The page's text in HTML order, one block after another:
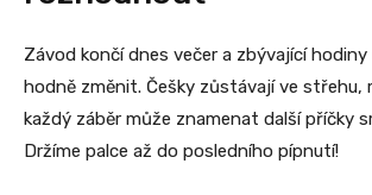
Závod končí dnes večer a zbývající
hodně změnit. Češky zůstávají ve střehu,
každý záběr může znamenat další příčky
Držíme palce až do posledního pípnutí!